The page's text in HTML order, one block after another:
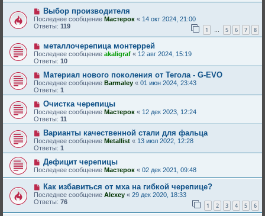
Выбор производителя
Последнее сообщение Мастерок « 14 окт 2024, 21:00
Ответы: 119 1 … 5 6 7 8
металлочерепица монтеррей
Последнее сообщение akaligraf « 12 авг 2024, 15:19
Ответы: 10
Материал нового поколения от Тегола - G-EVO
Последнее сообщение Barmaley « 01 июн 2024, 23:43
Ответы: 1
Очистка черепицы
Последнее сообщение Мастерок « 12 дек 2023, 12:24
Ответы: 11
Варианты качественной стали для фальца
Последнее сообщение Metallist « 13 июл 2022, 12:28
Ответы: 1
Дефицит черепицы
Последнее сообщение Мастерок « 02 дек 2021, 09:48
Как избавиться от мха на гибкой черепице?
Последнее сообщение Alexey « 29 дек 2020, 18:33
Ответы: 76 1 2 3 4 5 6